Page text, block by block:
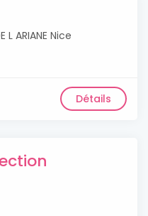
L ARIANE Nice
Détails